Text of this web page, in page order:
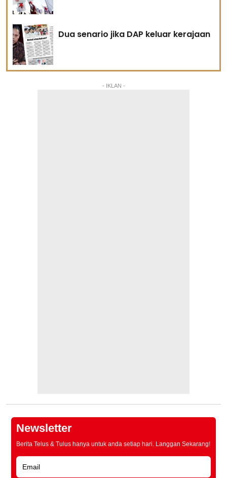
Dua senario jika DAP keluar kerajaan
- IKLAN -
Newsletter
Berita Telus & Tulus hanya untuk anda setiap hari. Langgan Sekarang!